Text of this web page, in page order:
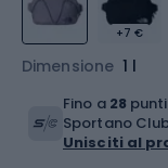
+7 €
Dimensione 1 l
Fino a 28
Sportano
Unisciti al